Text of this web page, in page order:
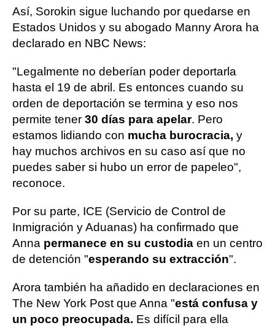
Así, Sorokin sigue luchando por quedarse en
Estados Unidos y su abogado Manny Arora ha
declarado en NBC News:
"Legalmente no deberían poder deportarla
hasta el 19 de abril. Es entonces cuando su
orden de deportación se termina y eso nos
permite tener 30 días para apelar. Pero
estamos lidiando con mucha burocracia, y
hay muchos archivos en su caso así que no
puedes saber si hubo un error de papeleo",
reconoce.
Por su parte, ICE (Servicio de Control de
Inmigración y Aduanas) ha confirmado que
Anna permanece en su custodia en un centro
de detención "esperando su extracción".
Arora también ha añadido en declaraciones en
The New York Post que Anna "está confusa y
un poco preocupada. Es difícil para ella